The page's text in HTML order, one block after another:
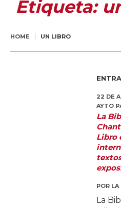
Etiqueta:
HOME UN LIBRO
22 DE
AYTO
La
Libro
POR LA
La